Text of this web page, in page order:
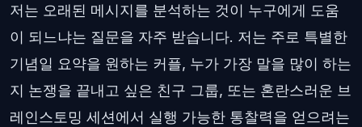
저는 오래된 메시지를 분석하는 것이 누구에게 도움
이 되느냐는 질문을 자주 받습니다. 저는 주로 특별한
기념일 요약을 원하는 커플, 누가 가장 말을 많이 하는
지 논쟁을 끝내고 싶은 친구 그룹, 또는 혼란스러운 브
레인스토밍 세션에서 실행 가능한 통찰력을 얻으려는